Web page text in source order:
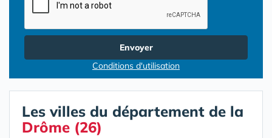
Envoyer
Conditions d'utilisation
Les villes du département de la
Drôme (26)